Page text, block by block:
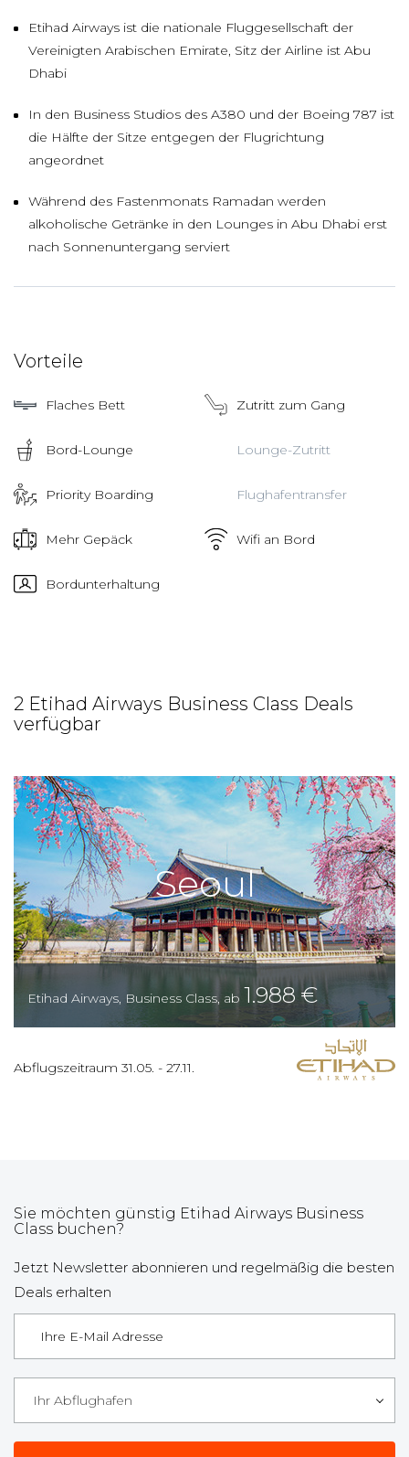
Etihad Airways ist die nationale Fluggesellschaft der
Vereinigten Arabischen Emirate, Sitz der Airline ist Abu
Dhabi
In den Business Studios des A380 und der Boeing 787 ist
die Hälfte der Sitze entgegen der Flugrichtung
angeordnet
Während des Fastenmonats Ramadan werden
alkoholische Getränke in den Lounges in Abu Dhabi erst
nach Sonnenuntergang serviert
Vorteile
Flaches Bett Zutritt zum Gang
Bord-Lounge Lounge-Zutritt
Priority Boarding Flughafentransfer
Mehr Gepäck Wifi an Bord
Bordunterhaltung
2 Etihad Airways Business Class Deals
verfügbar
Seoul
Etihad Airways, Business Class, ab 1.988€
Abflugszeitraum 31.05. - 27.11.
Sie möchten günstig Etihad Airways Business
Class buchen?
Jetzt Newsletter abonnieren und regelmäßig die besten
Deals erhalten
Ihr Abflughafen